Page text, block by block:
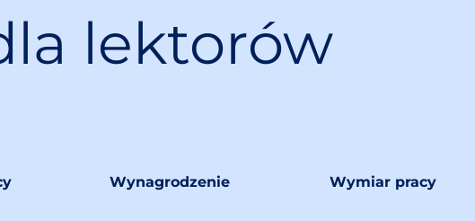
lektorów
Wynagrodzenie Wymiar pracy